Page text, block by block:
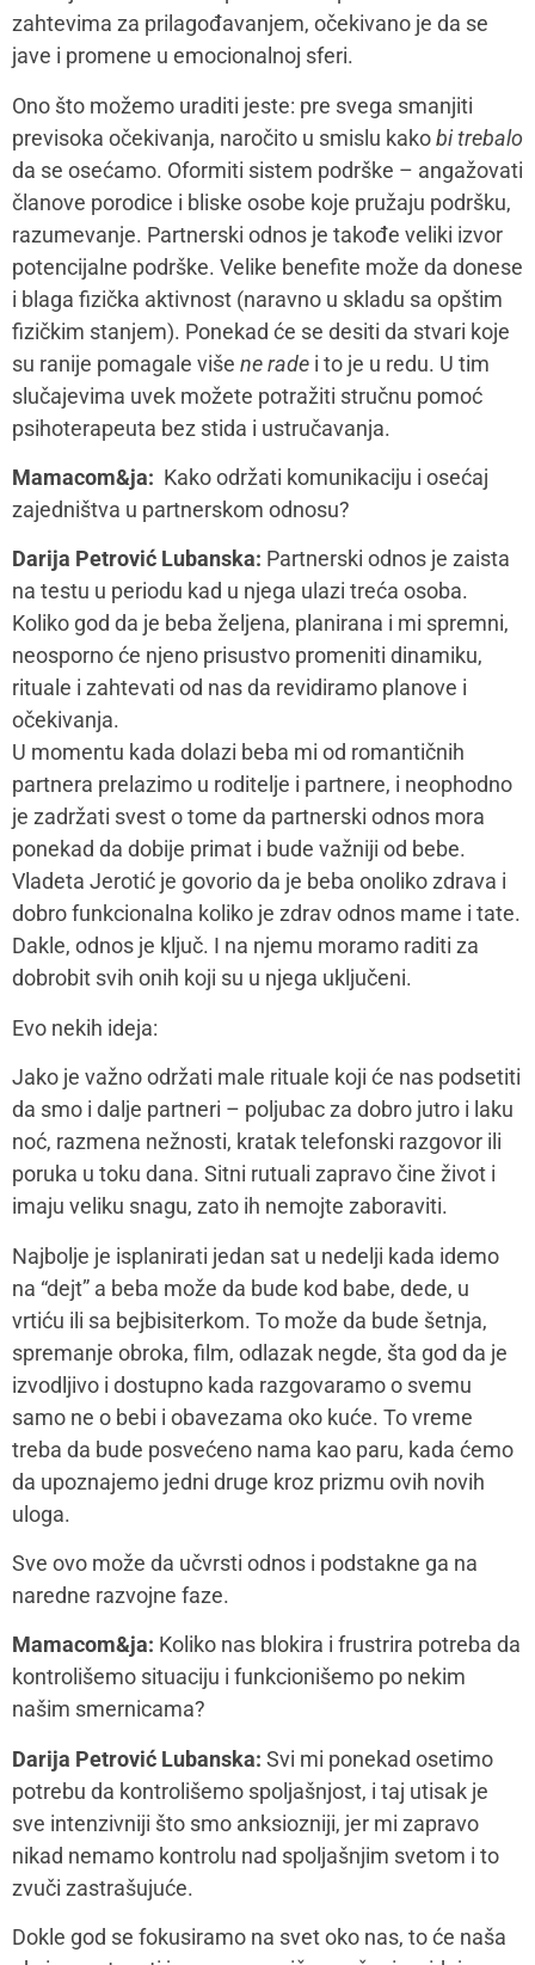
Darija Petrović Lubanska:Partnerski odnos je zaista
na testu u periodu kad u njega ulazi treća osoba.
neosporno će njeno prisustvo promeniti dinamiku,
rituale i zahtevati od nas da revidiramo planove i
očekivanja.
U momentu kada dolazi beba mi od romantičnih
partnera prelazimo u roditelje i partnere, i neophodno
je zadržati svest o tome da partnerski odnos mora
ponekad da dobije primat i bude važniji od bebe.
Vladeta Jerotić je govorio da je beba onoliko zdrava i
dobro funkcionalna koliko je zdrav odnos mame i tate.
Dakle, odnos je ključ. I na njemu moramo raditi za
dobrobit svih onih koji su u njega uključeni.
Evo nekih ideja:
da smo i dalje partneri – poljubac za dobro jutro i laku
noć, razmena nežnosti, kratak telefonski razgovor ili
poruka u toku dana. Sitni rutuali zapravo čine život i
imaju veliku snagu, zato ih nemojte zaboraviti.
Najbolje je isplanirati jedan sat u nedelji kada idemo
na “dejt” a beba može da bude kod babe, dede, u
vrtiću ili sa bejbisiterkom. To može da bude šetnja,
spremanje obroka, film, odlazak negde, šta god da je
izvodljivo i dostupno kada razgovaramo o svemu
samo ne o bebi i obavezama oko kuće. To vreme
treba da bude posvećeno nama kao paru, kada ćemo
da upoznajemo jedni druge kroz prizmu ovih novih
uloga.
Sve ovo može da učvrsti odnos i podstakne ga na
Mamacom&ja:Koliko nas blokira i frustrira potreba da
kontrolišemo situaciju i funkcionišemo po nekim
našim smernicama?
Darija Petrović Lubanska: Svi mi ponekad osetimo
potrebu da kontrolišemo spoljašnjost, i taj utisak je
sve intenzivniji što smo anksiozniji, jer mi zapravo
nikad nemamo kontrolu nad spoljašnjim svetom i to
zvuči zastrašujuće.
Dokle god se fokusiramo na svet oko nas, to će naša
aksioznost rasti jer smo sve više suočeni sa idejom
koliko smo bespomoćni. Isto važi i za funkcionisanje
po pravilima koja nisu naša. Kultura, šira porodica
nam često nameću ideje o tome “kako treba” živeti.
Dolazak bebe definitivno na neko vreme
onemogućava i život u skladu sa našim ritualima i te
jeste da pišemo liste stvari koje možemo da
kontrolišemo i liste stvari na koje ne možemo da
utičemo i da svesno biramo da se posvetimo onome
što je u domenu naše moći. Osećaji frustracije,
blokiranosti, bespomoćnosti će se sigurno time
smanjiti i njihovo mesto će zauzeti osećaj veće moći,
zdrave svesnosti o kontroli i uticaju, svrsishodnost i
ispunjenosti.
Mamacom&ja:Kako promenuti perspektivu, jer se
Prijavite se na
newsletter!
Saznajte prvi najnovije vesti sa našeg portala.